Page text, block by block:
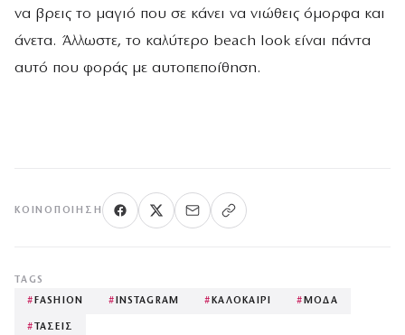
να βρεις το μαγιό που σε κάνει να νιώθεις όμορφα και
άνετα. Άλλωστε, το καλύτερο beach look είναι πάντα
αυτό που φοράς με αυτοπεποίθηση.
ΚΟΙΝΟΠΟΊΗΣΗ
TAGS
#FASHION #INSTAGRAM #ΚΑΛΟΚΑΙΡΙ #ΜΟΔΑ
# ΤΑΣΕΙΣ